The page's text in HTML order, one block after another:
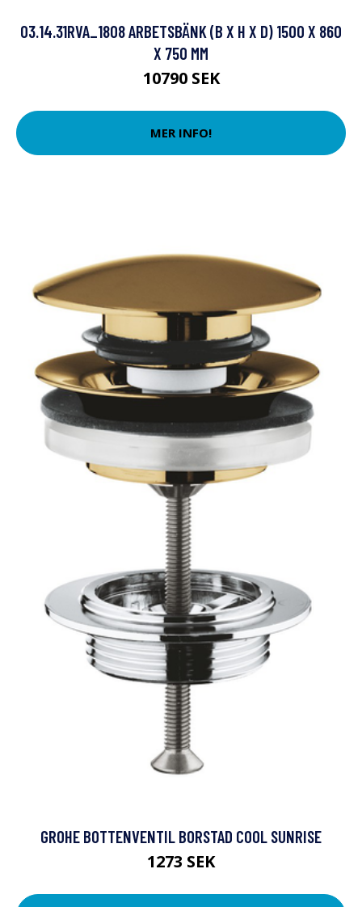
03.14.31RVA_1808 ARBETSBÄNK (B X H X D) 1500 X 860
X 750 MM
10790 SEK
MER INFO!
GROHE BOTTENVENTIL BORSTAD COOL SUNRISE
1273 SEK